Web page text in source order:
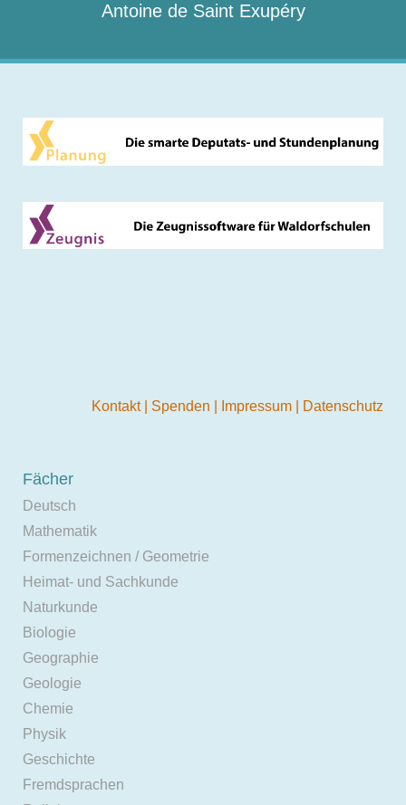
Antoine de Saint Exupéry
Kontakt Spenden Impressum Datenschutz
Fächer
Deutsch
Mathematik
Formenzeichnen / Geometrie
Heimat- und Sachkunde
Naturkunde
Biologie
Geographie
Geologie
Chemie
Physik
Geschichte
Fremdsprachen